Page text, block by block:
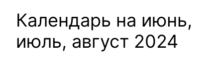
Календарь на июнь,
июль, август 2024